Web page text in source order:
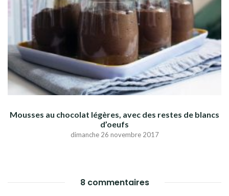
Mousses au chocolat légères, avec des restes de blancs
d’oeufs
dimanche 26 novembre 2017
8 commentaires